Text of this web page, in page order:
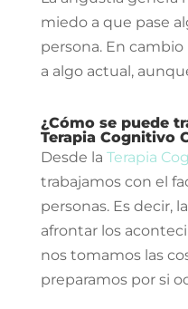
miedo a que pase
persona. En
a algo actual,
¿Cómo se puede
Terapia Cognitivo
Desde la Terapia
trabajamos con el
personas. Es decir,
afrontar los
nos tomamos las
preparamos por si